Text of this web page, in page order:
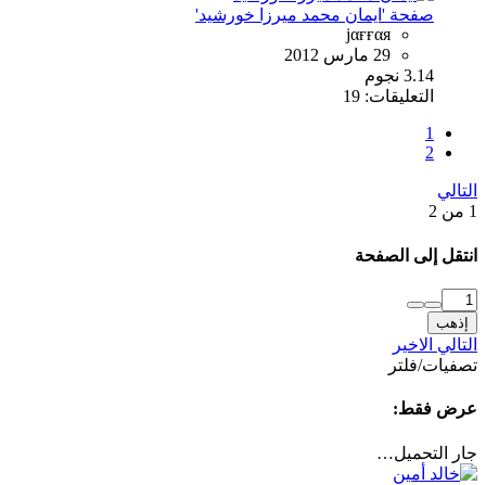
صفحة 'ايمان محمد ميرزا خورشيد'
jαғғαя
29 مارس 2012
3.14 نجوم
التعليقات: 19
1
2
التالي
1 من 2
انتقل إلى الصفحة
إذهب
التالي الاخير
تصفيات/فلتر
عرض فقط:
جار التحميل…